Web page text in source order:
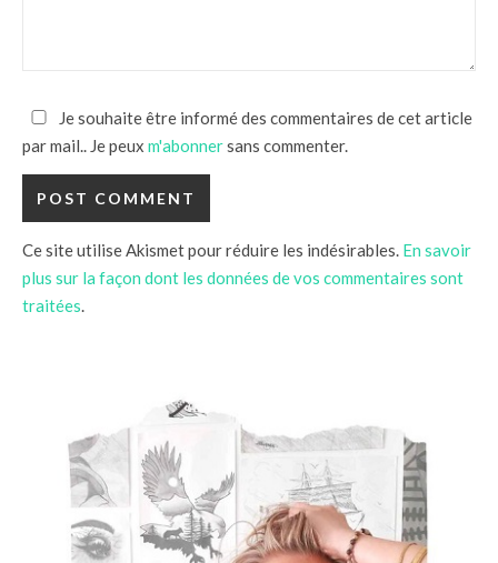
Je souhaite être informé des commentaires de cet article
par mail.. Je peux m'abonnersans commenter.
Ce site utilise Akismet pour réduire les indésirables. En savoir
plus sur la façon dont les données de vos commentaires sont
traitées.